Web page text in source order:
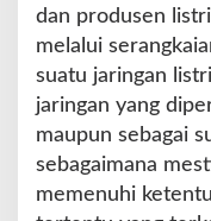
dan produsen
melalui
suatu jaringan
jaringan yang
maupun sebagai
sebagaimana
memenuhi